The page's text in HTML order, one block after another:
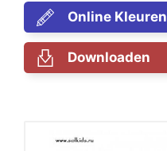
Online Kleuren
Downloaden